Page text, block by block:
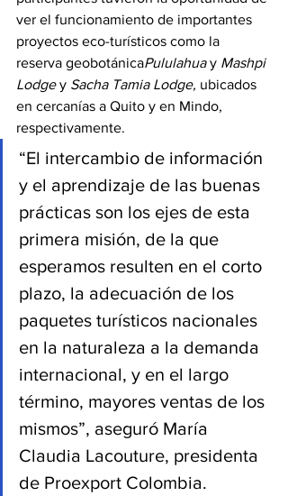
ver el funcionamiento de importantes
proyectos eco-turísticos como la
reserva geobotánicaPululahua y Mashpi
Lodge y Sacha Tamia Lodge, ubicados
en cercanías a Quito y en Mindo,
respectivamente.
“El intercambio de información
y el aprendizaje de las buenas
prácticas son los ejes de esta
primera misión, de la que
esperamos resulten en el corto
plazo, la adecuación de los
paquetes turísticos nacionales
en la naturaleza a la demanda
internacional, y en el largo
término, mayores ventas de los
mismos”, aseguró María
Claudia Lacouture, presidenta
de Proexport Colombia.